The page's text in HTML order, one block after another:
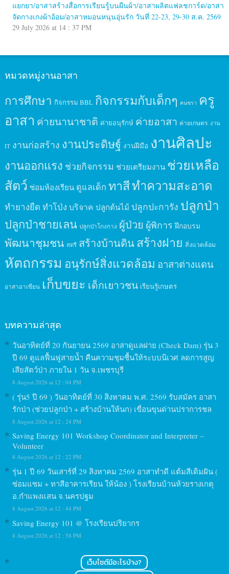
แยกยา/อาสาสร้างสื่อการเรียนรู้บนผืนผ้า/อาสาผลิตแฟลชการ์ด/อาสา
จัดกางเกงผ้าอ้อม/อาสาหมอนหนุนอุ่นรัก วันที่ 22-23, 29-30 ส.ค. 2569
29 July 2026 at 14 : 37 PM
หมวดหมู่งานอาสา
การศึกษา กิจกรรม BBL กิจกรรมกับเด็กๆ คนชรา ครู
อาสา ค่ายนานาชาติ ค่ายอนุรักษ์ ค่ายอาสา ค่ายเกษตร งาน
IT งานก่อสร้าง งานประดิษฐ์ งานฝีมือ งานศิลปะ
งานออกแรง ช่วยกิจกรรม ช่วยเตรียมงาน ช่วยเหลือ
สัตว์ ซ่อมห้องเรียน ดูแลเด็ก ทาสีทำความสะอาด
ทำยางยืด ทำโป่ง บริจาค ปลูกต้นไม้ ปลูกปะการัง ปลูกป่า
ปลูกป่าชายเลน ปลูกป่าโกงกาง ผู้ป่วย ผู้พิการ ฝึกอบรม
พัฒนาชุมชน สตรี สร้างบ้านดินสร้างฝาย สิ่งแวดล้อม
หัตถกรรม อนุรักษ์สิ่งแวดล้อม อาสาต่างแดน
อาสาอาเซียน เก็บขยะ เด็กเยาวชน เรียนรู้เกษตร
บทความล่าสุด
วันอาทิตย์ที่ 20 กันยายน 2569 อาสาดูแลฝาย (Check Dam) รุ่น 3
ปี 69 ดูแลฟื้นฟูสายน้ำ คืนความชุมชื้นให้ระบบนิเวศ ลดการสูญ
เสียสัตว์ป่า ภายใน 1 วัน จ.เพชรบุรี
8 August 2026 at 12 : 04 PM
( รุ่น5 ปี 69 ) วันอาทิตย์ที่ 30 สิงหาคม พ.ศ. 2569 รับสมัคร อาสา
รักป่า (ช่วยปลูกป่า + สร้างบ้านให้นก) เขื่อนขุนด่านปราการชล
8 August 2026 at 12 : 24 PM
Saving Energy 101 Workshop Coordinator and Interpreter –
Volunteer
8 August 2026 at 12 : 22 PM
รุ่น 1 ปี 69 วันเสาร์ที่ 29 สิงหาคม 2569 อาสาทำดี แต้มสีเติมฝัน (
ซ่อมแซม + ทาสีอาคารเรียน ให้น้อง ) โรงเรียนบ้านห้วยรางเกตุ
อ.กำแพงแสน จ.นครปฐม
8 August 2026 at 12 : 44 PM
Saving Energy 101 @ โรงเรียนปริยากร
8 August 2026 at 12 : 58 PM
เว็บไซต์มีอะไรบ้าง?